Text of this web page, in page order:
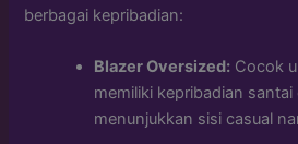
berbagai kepribadian:
Blazer Oversized: Cocok
memiliki kepribadian santai
menunjukkan sisi casual